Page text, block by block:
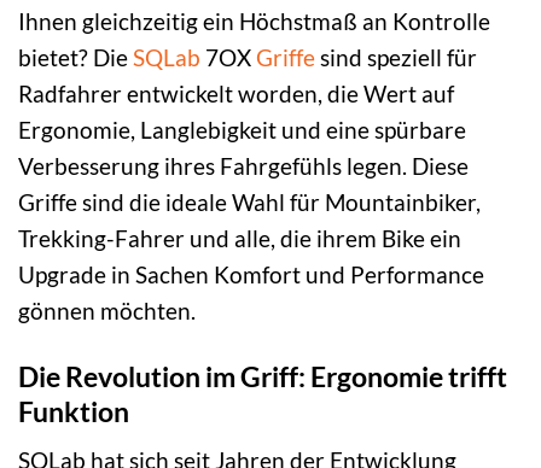
Ihnen gleichzeitig ein Höchstmaß an Kontrolle
bietet? DieSQLab 7OX Griffesind speziell für
Radfahrer entwickelt worden, die Wert auf
Ergonomie, Langlebigkeit und eine spürbare
Verbesserung ihres Fahrgefühls legen. Diese
Griffe sind die ideale Wahl für Mountainbiker,
Trekking-Fahrer und alle, die ihrem Bike ein
Upgrade in Sachen Komfort und Performance
gönnen möchten.
Die Revolution im Griff: Ergonomie trifft
Funktion
SQLab hat sich seit Jahren der Entwicklung